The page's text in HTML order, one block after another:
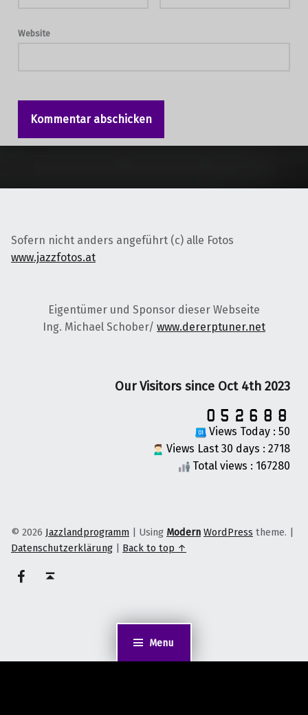
Menu
Website
Sofern nicht anders angeführt (c) alle Fotos
www.jazzfotos.at
Eigentümer und Sponsor dieser Webseite
Ing. Michael Schober/ www.dererptuner.net
Our Visitors since Oct 4th 2023
Views Today : 50
Views Last 30 days : 2718
Total views : 167280
© 2026 Jazzlandprogramm | Using Modern WordPress theme. |
Datenschutzerklärung | Back to top ↑